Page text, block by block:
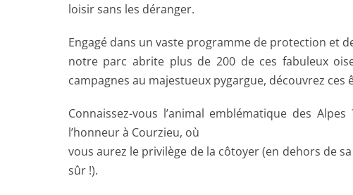
loisir sans les déranger.
Engagé dans un vaste programme de protection et
notre parc abrite plus de 200 de ces fabuleux
campagnes au majestueux pygargue, découvrez ces
Connaissez-vous l’animal emblématique des
l’honneur à Courzieu, où
vous aurez le privilège de la côtoyer (en dehors de
sûr !).